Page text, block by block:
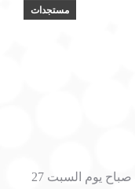
مستجدات
حضر رئيس الغرفة الفلاحية لجهة سوس صباح يوم السبت 27